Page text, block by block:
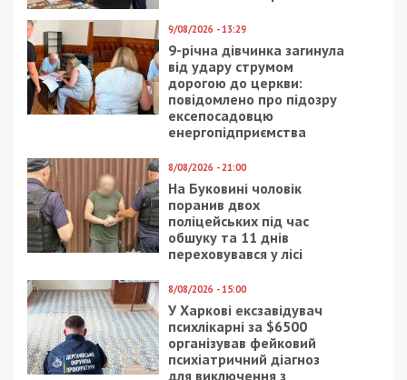
Приєднатися
Читайте також
Предыдущая статья:
Возле Дома торговли в Днепре построят
многоэтажку: фото
Следующая статья:
восьмиэтажный центр: фото